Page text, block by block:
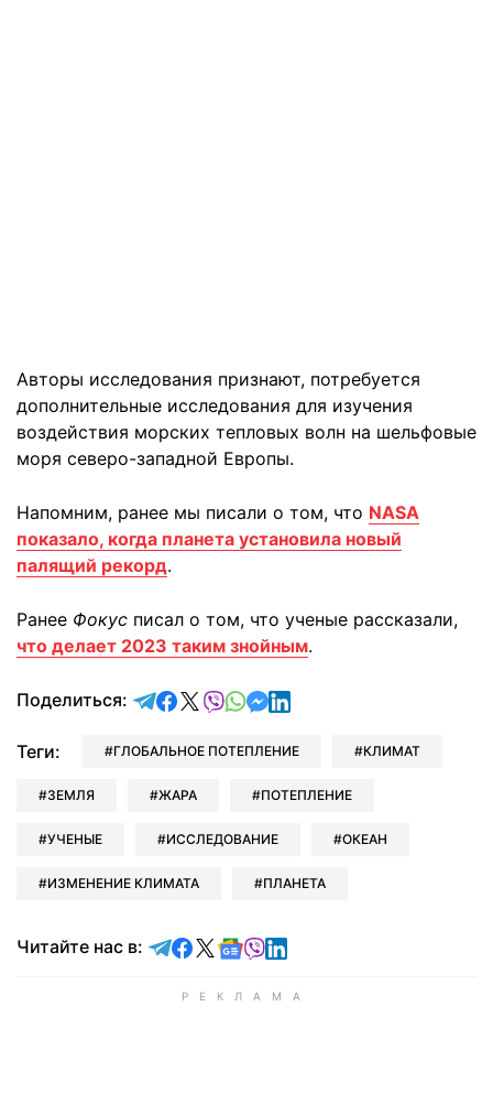
Авторы исследования признают, потребуется
дополнительные исследования для изучения
воздействия морских тепловых волн на шельфовые
моря северо-западной Европы.
Напомним, ранее мы писали о том, что NASA
показало, когда планета установила новый
палящий рекорд.
Ранее Фокус писал о том, что ученые рассказали,
что делает 2023 таким знойным.
Поделиться: отправить в Telegram
поделиться в Facebook
поделиться в X
отправить в Viber
отправить в Whatsapp
отправить в Messenger
отправить в LinkedIn
Теги: ГЛОБАЛЬНОЕ ПОТЕПЛЕНИЕ КЛИМАТ
ЗЕМЛЯ ЖАРА ПОТЕПЛЕНИЕ
УЧЕНЫЕ ИССЛЕДОВАНИЕ ОКЕАН
ИЗМЕНЕНИЕ КЛИМАТА ПЛАНЕТА
Читайте нас в: Читайте в Telegram
Читайте в Facebook
Читайте в X
Читайте в Google news
Читайте в Viber
Читайте в LinkedIn